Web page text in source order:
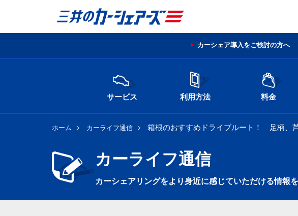
カーシェア導入をご検討の方へ
サービス 利用方法 料金
ホーム カーライフ通信 箱根のおすすめドライブルート！ 足柄、
カーライフ通信
カーシェアリングをより身近に感じていただける情報